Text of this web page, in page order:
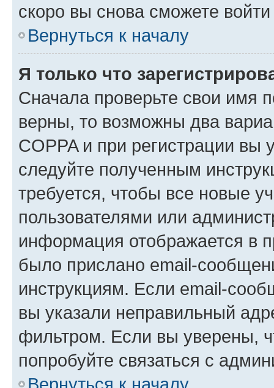
скоро вы снова сможете
Вернуться к началу
Я только что
Сначала проверьте свои имя
верны, то возможны два
COPPA и при регистрации вы
следуйте полученным
требуется, чтобы все новые
пользователями или
информация отображается в
было прислано email-
инструкциям. Если email-
вы указали неправильный
фильтром. Если вы уверены,
попробуйте связаться с
Вернуться к началу